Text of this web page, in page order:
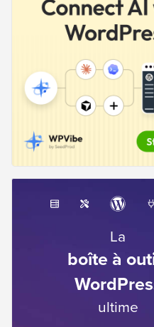
La
boîte à
ultime